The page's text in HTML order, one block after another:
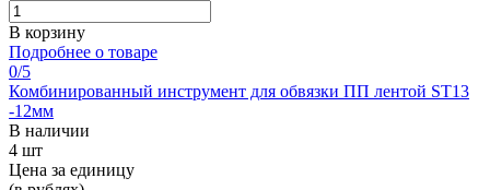
В корзину
Подробнее о товаре
0/5
Комбинированный инструмент для обвязки ПП лентой ST13
-12мм
В наличии
4 шт
Цена за единицу